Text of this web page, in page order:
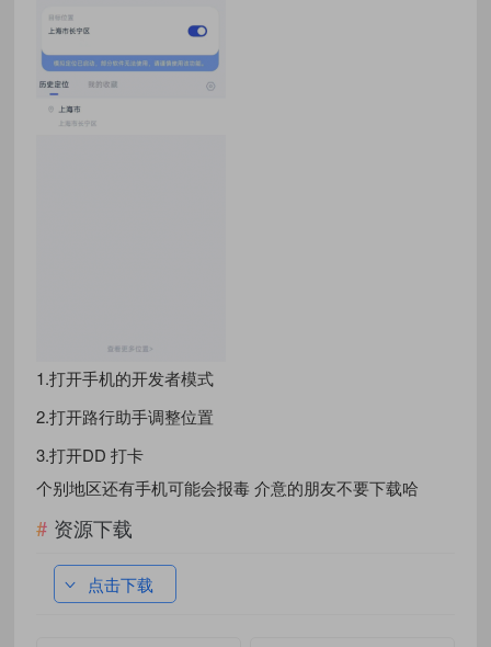
1.打开手机的开发者模式
2.打开路行助手调整位置
3.打开DD 打卡
个别地区还有手机可能会报毒 介意的朋友不要下载哈
资源下载
点击下载